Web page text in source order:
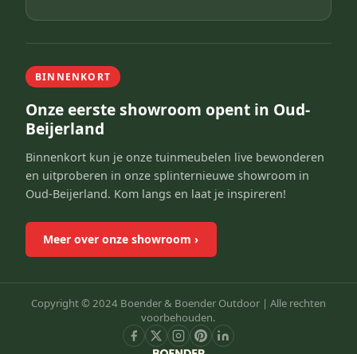
BINNENKORT
Onze eerste showroom opent in Oud-
Beijerland
Binnenkort kun je onze tuinmeubelen live bewonderen
en uitproberen in onze splinternieuwe showroom in
Oud-Beijerland. Kom langs en laat je inspireren!
Meer over onze showroom ›
Copyright © 2024 Boender & Boender Outdoor | Alle rechten
voorbehouden.